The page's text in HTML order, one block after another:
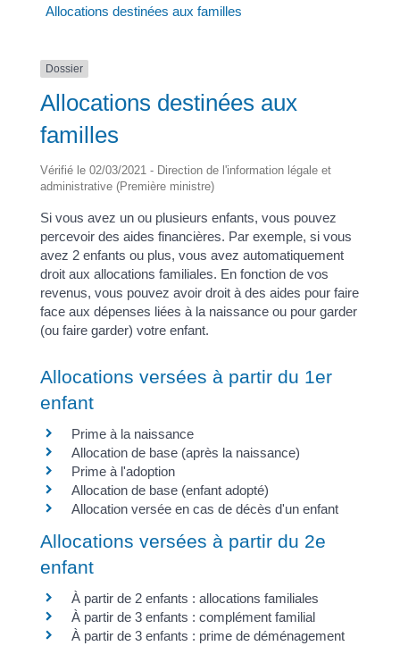
Allocations destinées aux familles
Dossier
Allocations destinées aux
familles
Vérifié le 02/03/2021 - Direction de l'information légale et
administrative (Première ministre)
Si vous avez un ou plusieurs enfants, vous pouvez
percevoir des aides financières. Par exemple, si vous
avez 2 enfants ou plus, vous avez automatiquement
droit aux allocations familiales. En fonction de vos
revenus, vous pouvez avoir droit à des aides pour faire
face aux dépenses liées à la naissance ou pour garder
(ou faire garder) votre enfant.
Allocations versées à partir du 1er
enfant
Prime à la naissance
Allocation de base (après la naissance)
Prime à l'adoption
Allocation de base (enfant adopté)
Allocation versée en cas de décès d'un enfant
Allocations versées à partir du 2e
enfant
À partir de 2 enfants : allocations familiales
À partir de 3 enfants : complément familial
À partir de 3 enfants : prime de déménagement